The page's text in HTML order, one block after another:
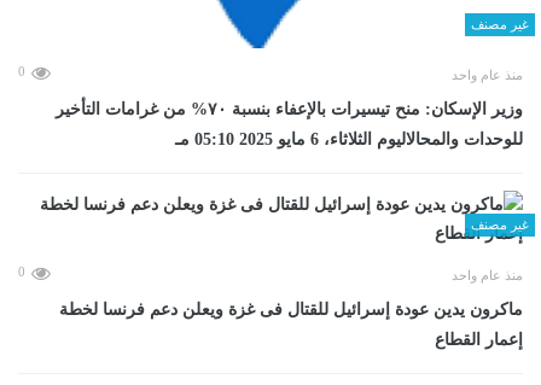
غير مصنف
منذ عام واحد 0
وزير الإسكان: منح تيسيرات بالإعفاء بنسبة ٧٠% من غرامات التأخير
للوحدات والمحالاليوم الثلاثاء، 6 مايو 2025 05:10 مـ
غير مصنف
منذ عام واحد 0
ماكرون يدين عودة إسرائيل للقتال فى غزة ويعلن دعم فرنسا لخطة
إعمار القطاع